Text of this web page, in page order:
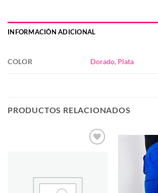
INFORMACIÓN ADICIONAL
COLOR Dorado, Plata
PRODUCTOS RELACIONADOS